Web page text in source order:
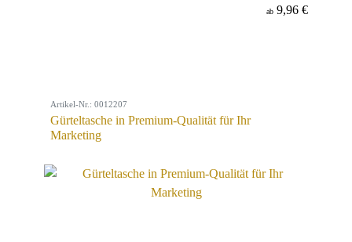
ab 9,96 €
Artikel-Nr.: 0012207
Gürteltasche in Premium-Qualität für Ihr
Marketing